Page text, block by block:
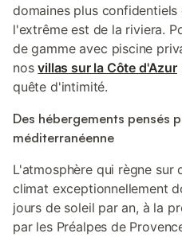
domaines plus
l'extrême est de la riviera.
de gamme avec piscine
nosvillas sur la Côte d'Azur
quête d'intimité.
Des hébergements pensés
méditerranéenne
L'atmosphère qui règne sur
climat exceptionnellement
jours de soleil par an, à la
par les Préalpes de